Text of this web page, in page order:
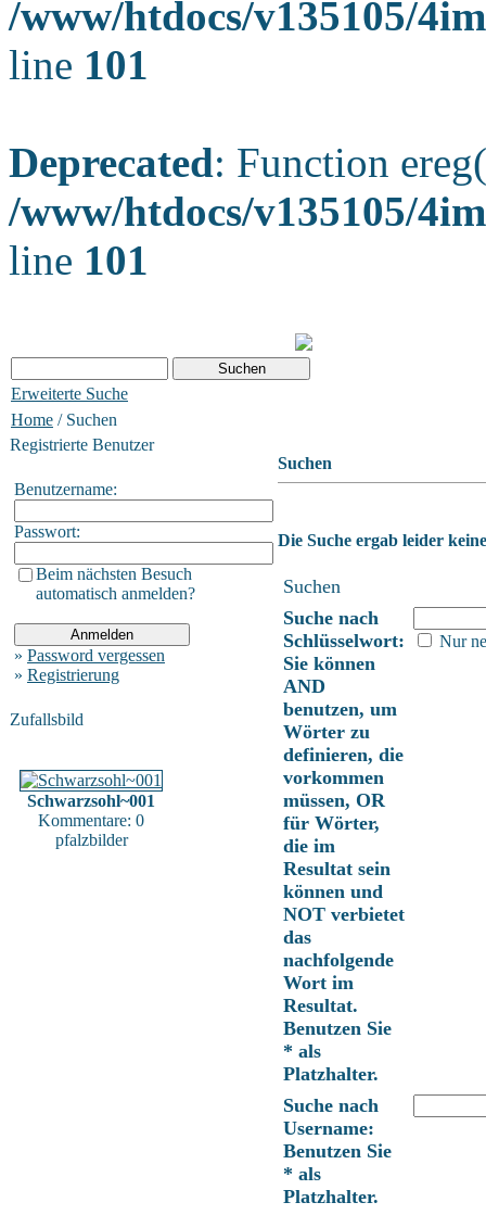
/www/htdocs/v135105/
line 101
Deprecated: Function
/www/htdocs/v135105/
line 101
Erweiterte Suche
Home / Suchen
Registrierte Benutzer
Benutzername:
Passwort:
Beim nächsten Besuch
automatisch anmelden?
» Password vergessen
» Registrierung
Zufallsbild
Schwarzsohl~001
Kommentare: 0
pfalzbilder
Suchen
Die Suche ergab leider
Suchen
Suche nach
Schlüsselwort:
Sie können
AND
benutzen, um
Wörter zu
definieren, die
vorkommen
müssen, OR
für Wörter,
die im
Resultat sein
können und
NOT verbietet
das
nachfolgende
Wort im
Resultat.
Benutzen Sie
* als
Platzhalter.
Nur
Suche nach
Username:
Benutzen Sie
* als
Platzhalter.